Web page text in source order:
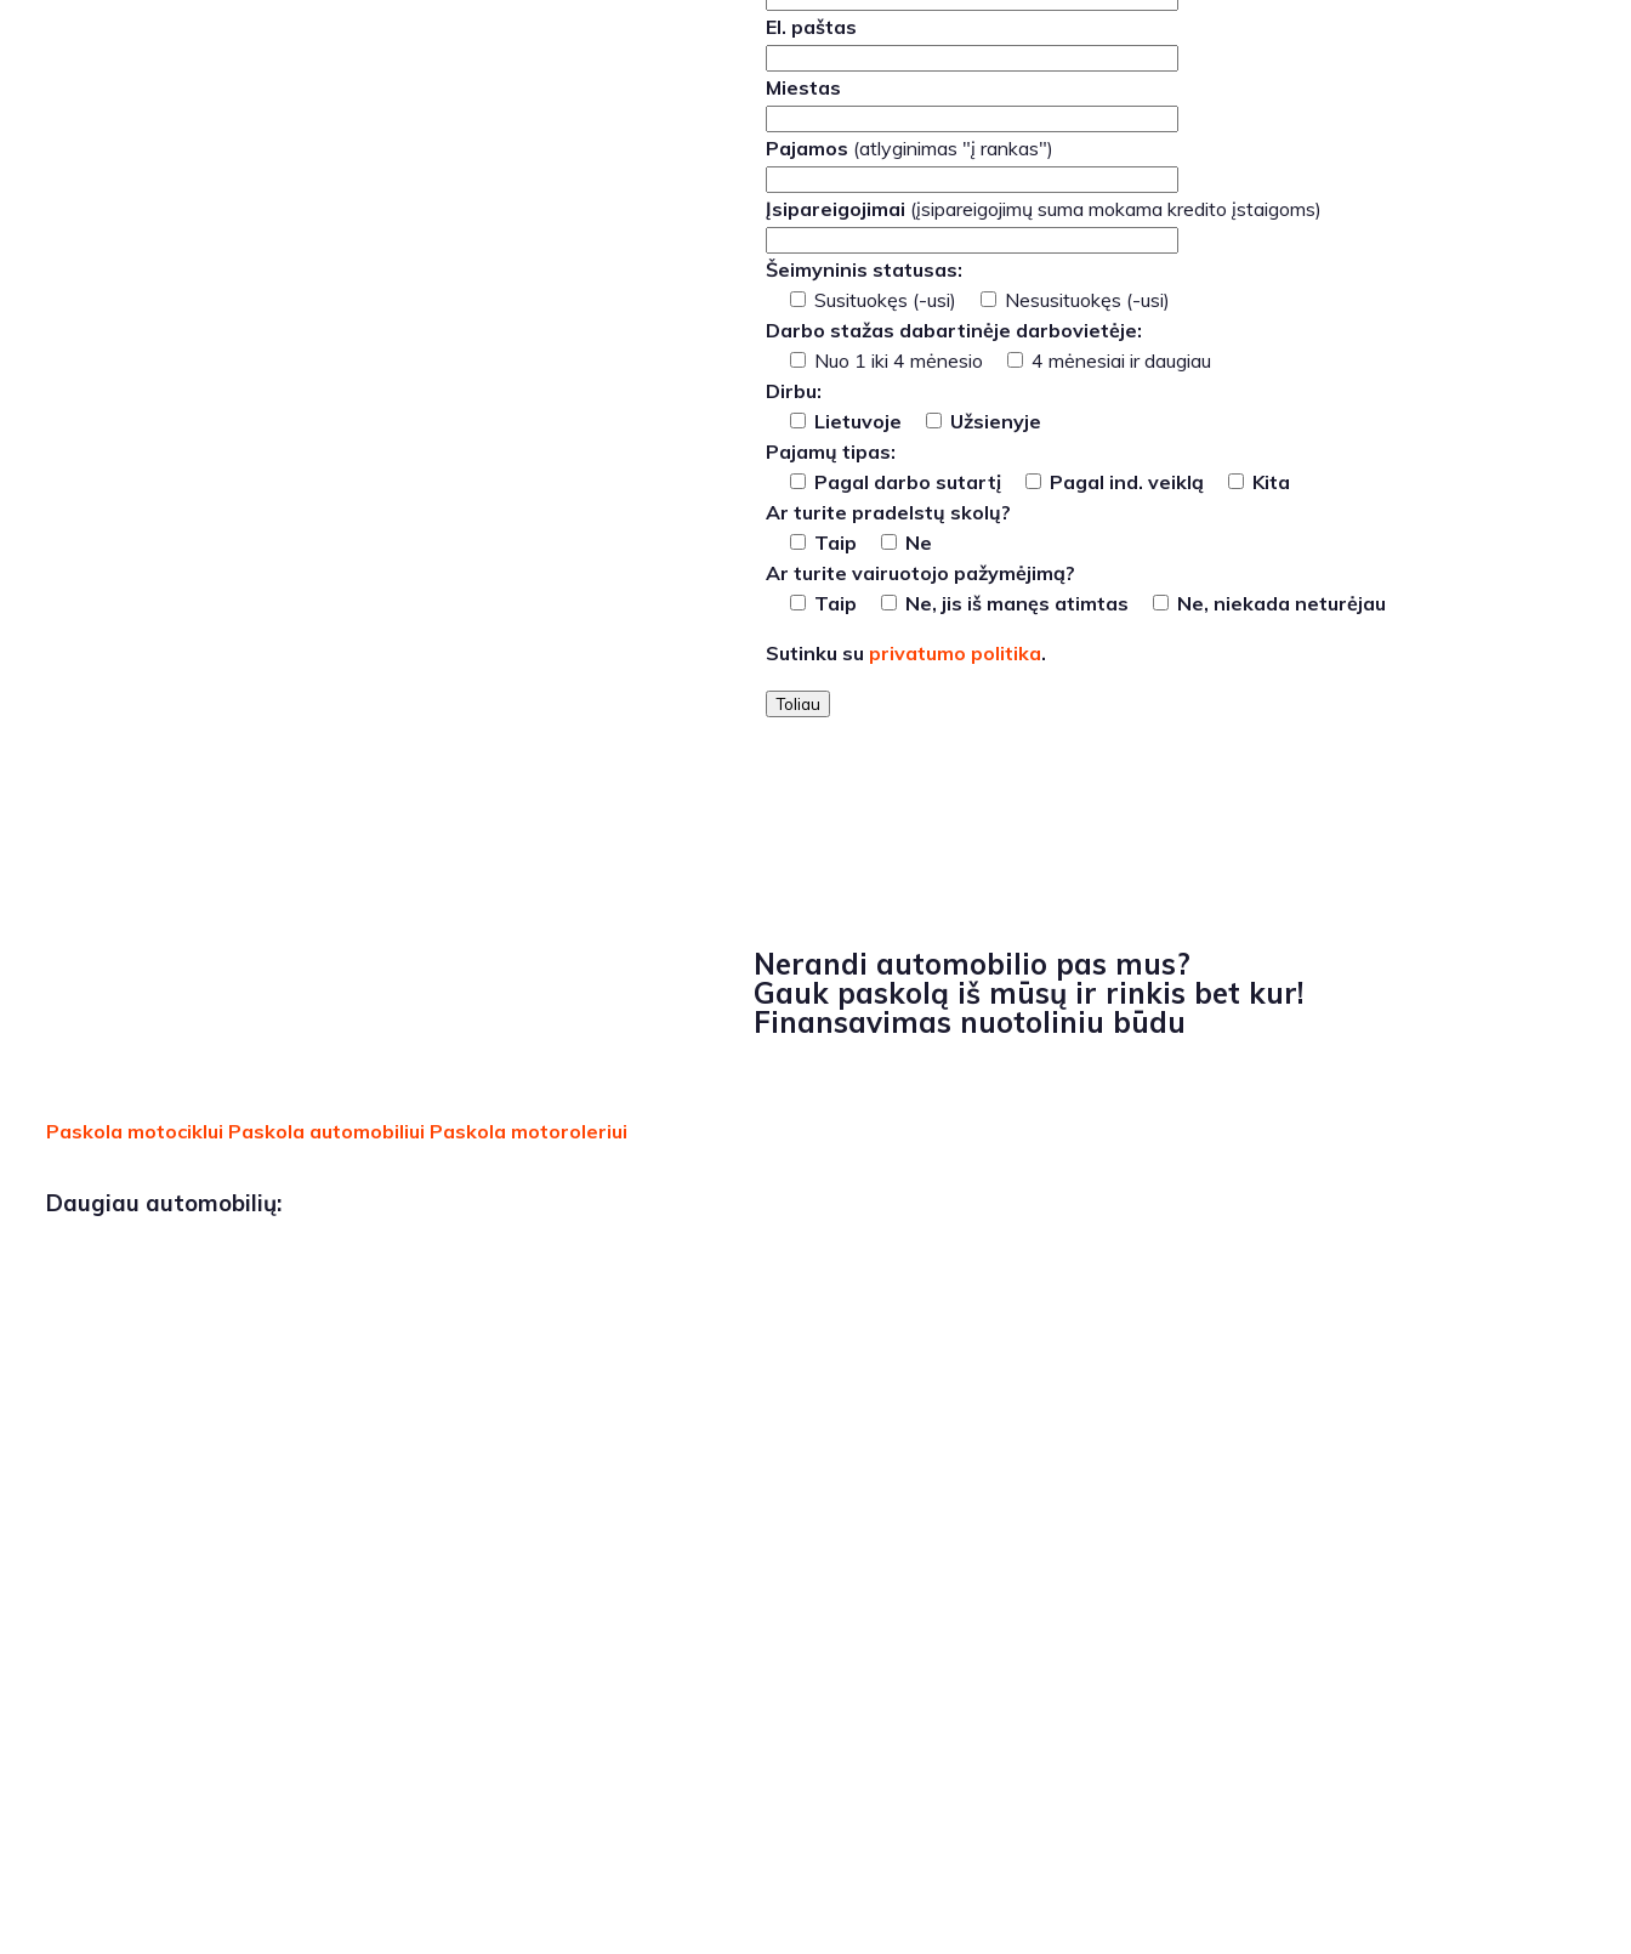
El. paštas
Miestas
Pajamos (atlyginimas "į rankas")
Įsipareigojimai (įsipareigojimų suma mokama kredito įstaigoms)
Šeimyninis statusas:
Susituokęs (-usi)
Nesusituokęs (-usi)
Darbo stažas dabartinėje darbovietėje:
Nuo 1 iki 4 mėnesio
4 mėnesiai ir daugiau
Dirbu:
Lietuvoje
Užsienyje
Pajamų tipas:
Pagal darbo sutartį
Pagal ind. veiklą
Kita
Ar turite pradelstų skolų?
Taip
Ne
Ar turite vairuotojo pažymėjimą?
Taip
Ne, jis iš manęs atimtas Ne, niekada neturėjau
Sutinku su privatumo politika.
Toliau
Nerandi automobilio pas mus?
Gauk paskolą iš mūsų ir rinkis bet kur!
Finansavimas nuotoliniu būdu
Paskola motociklui Paskola automobiliui Paskola motoroleriui
Daugiau automobilių: